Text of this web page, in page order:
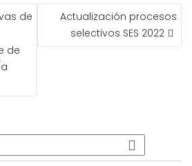
de
de
Actualización procesos
selectivos SES 2022